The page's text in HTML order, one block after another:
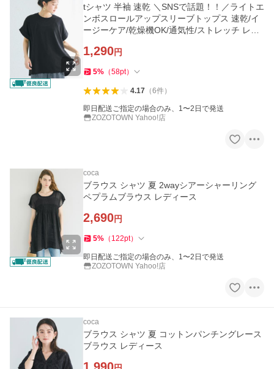
tシャツ 半袖 速乾 ＼SNSで話題！！／ライトエ
ンボスロールアップスリーブトップス 速乾/イ
ージーケア/乾燥機OK/通気性/ストレッチ レデ
1,290円
5% （58pt）
4.17（6件）
即日配送ご指定の場合のみ、1〜2日で発送
ZOZOTOWN Yahoo!店
coca
ブラウス シャツ 夏 2wayシアーシャーリング
ペプラムブラウス レディース
2,690円
5% （ 122pt）
即日配送ご指定の場合のみ、1〜2日で発送
ZOZOTOWN Yahoo!店
coca
ブラウス シャツ 夏 コットンパンチングレース
ブラウス レディース